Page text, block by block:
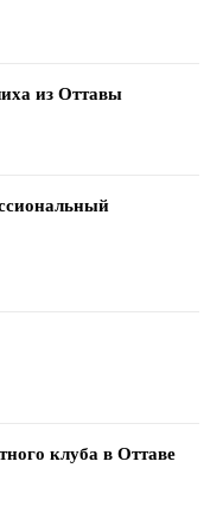
из Оттавы
клуба в Оттаве